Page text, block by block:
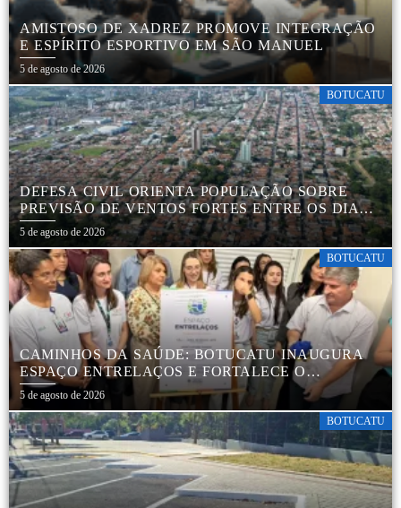
AMISTOSO DE XADREZ PROMOVE INTEGRAÇÃO
E ESPÍRITO ESPORTIVO EM SÃO MANUEL
5 de agosto de 2026
BOTUCATU
DEFESA CIVIL ORIENTA POPULAÇÃO SOBRE
PREVISÃO DE VENTOS FORTES ENTRE OS DIAS 6
E 9 DE AGOSTO
5 de agosto de 2026
BOTUCATU
CAMINHOS DA SAÚDE: BOTUCATU INAUGURA
ESPAÇO ENTRELAÇOS E FORTALECE O
CUIDADO ESPECIALIZADO COM CRIANÇAS E
FAMÍLIAS
5 de agosto de 2026
BOTUCATU